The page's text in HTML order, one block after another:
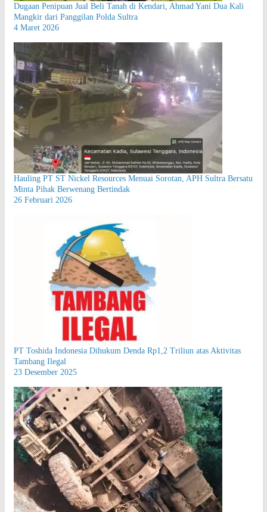
Dugaan Penipuan Jual Beli Tanah di Kendari, Ahmad Yani Dua Kali
Mangkir dari Panggilan Polda Sultra
4 Maret 2026
Hauling PT ST Nickel Resources Menuai Sorotan, APH Sultra Bersatu
Minta Pihak Berwenang Bertindak
26 Februari 2026
PT Toshida Indonesia Dihukum Denda Rp1,2 Triliun atas Aktivitas
Tambang Ilegal
23 Desember 2025